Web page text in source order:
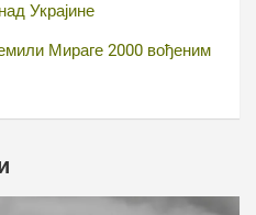
Украјине
Мираге 2000 вођеним